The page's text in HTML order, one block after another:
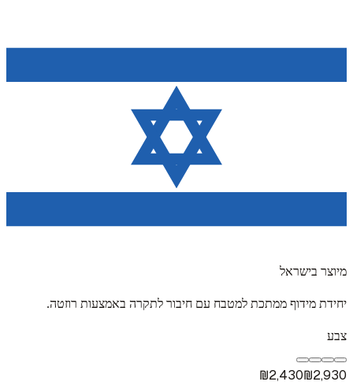
מיוצר בישראל
יחידת מידוף ממתכת למטבח עם חיבור לתקרה באמצעות רוזטה.
צבע
₪2,430₪2,930